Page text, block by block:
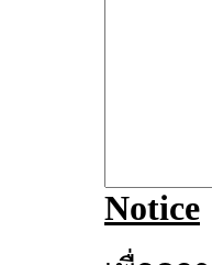
Notice